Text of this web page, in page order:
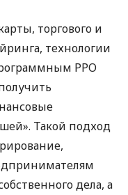
торгового и
технологии
РРО
Такой подход
дела, а